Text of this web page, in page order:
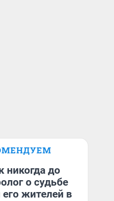
никогда до
о судьбе
его жителей в